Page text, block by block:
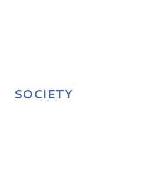
SOCIETY